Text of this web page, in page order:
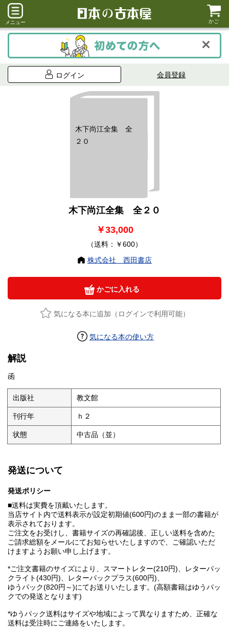
メニュー かご
ログイン 会員登録
木下尚江全集 全
２０
木下尚江全集 全２０
￥33,000
（送料：￥600）
株式会社 西田書店
かごに入れる
気になる本に追加（ログインで利用可能）
気になる本の使い方
解説
函
出版社 教文館
刊行年 ｈ２
状態 中古品（並）
発送について
発送ポリシー
■送料は実費を頂戴いたします。
当店サイト内で送料表示が設定初期値(600円)のまま一部の書籍が
表示されております。
ご注文をお受けし、書籍サイズの再確認後、正しい送料を含めた
ご請求総額をメールにてお知らせいたしますので、ご確認いただ
けますようお願い申し上げます。
*ご注文書籍のサイズにより、スマートレター(210円)、レターパッ
クライト(430円)、レターパックプラス(600円)、
ゆうパック(820円～)にてお送りいたします。(高額書籍はゆうパッ
クでの発送となります)
*ゆうパック送料はサイズや地域によって異なりますため、正確な
送料は受注時にご連絡をいたします。